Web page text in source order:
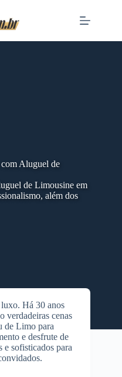
Aluguel de
de Limousine em
além dos
luxo. Há 30 anos
verdadeiras cenas
de Limo para
e desfrute de
e sofisticados para